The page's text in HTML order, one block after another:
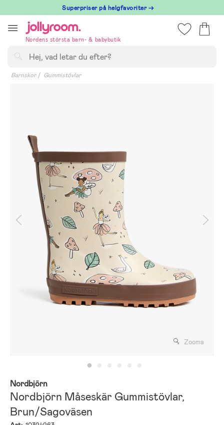
till
innehållet
Superpriser på helgfavoriter →
Nordens största barn- & babybutik
Barnskor Gummistövlar
Zooma
Nordbjörn
Nordbjörn Måseskär Gummistövlar,
Brun/Sagoväsen